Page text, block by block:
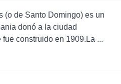
(o de Santo Domingo) es un
donó a la ciudad
construido en 1909.La ...